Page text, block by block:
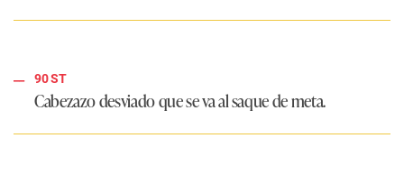
90 ST
Cabezazo desviado que se va al saque de meta.